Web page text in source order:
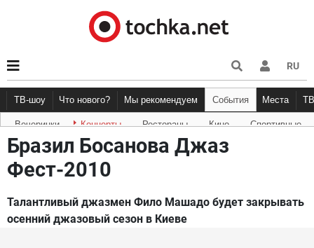
RU
ТВ-шоу Что нового?
Новости афиши Рецензии Куда пойти Точка
Мы рекомендуем События Места
Вечеринки Концерты Рестораны Кино Спортивные
Бразил Босанова Джаз
Фест-2010
Талантливый джазмен Фило Машадо будет закрывать
осенний джазовый сезон в Киеве